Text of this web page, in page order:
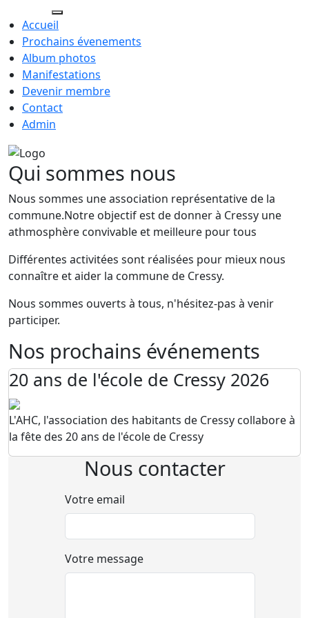
Accueil
Prochains évenements
Album photos
Manifestations
Devenir membre
Contact
Admin
Qui sommes nous
Nous sommes une association représentative de la
commune.Notre objectif est de donner à Cressy une
athmosphère convivable et meilleure pour tous
Différentes activitées sont réalisées pour mieux nous
connaître et aider la commune de Cressy.
Nous sommes ouverts à tous, n'hésitez-pas à venir
participer.
Nos prochains événements
20 ans de l'école de Cressy 2026
L'AHC, l'association des habitants de Cressy collabore à
la fête des 20 ans de l'école de Cressy
Nous contacter
Votre email
Votre message